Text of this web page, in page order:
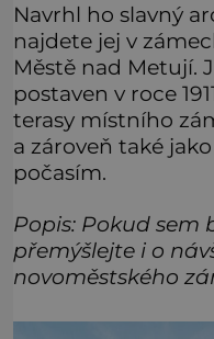
Navrhl ho slavný
najdete jej v
Městě nad Metují.
postaven v roce
terasy místního
a zároveň také
počasím.
Popis: Pokud sem
přemýšlejte i o
novoměstského